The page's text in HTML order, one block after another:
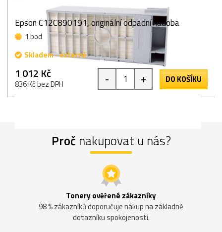
Epson C12C890191, originální odpadní nádoba
1 bod
Skladem - externě
1 012 Kč
836 Kč bez DPH - + DO KOŠÍKU
Proč nakupovat u nás?
Tonery ověřené zákazníky
98 % zákazníků doporučuje nákup na základně
dotazníku spokojenosti.